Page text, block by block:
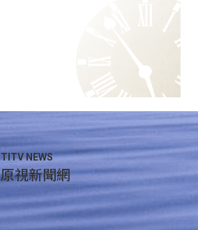
TITV NEWS
原視新聞網